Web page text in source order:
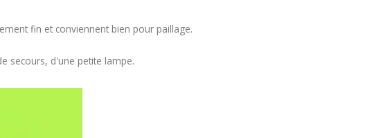
fin et conviennent bien pour paillage.
secours, d'une petite lampe.